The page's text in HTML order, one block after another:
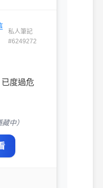
私人筆記
#6249272
度過危
中）